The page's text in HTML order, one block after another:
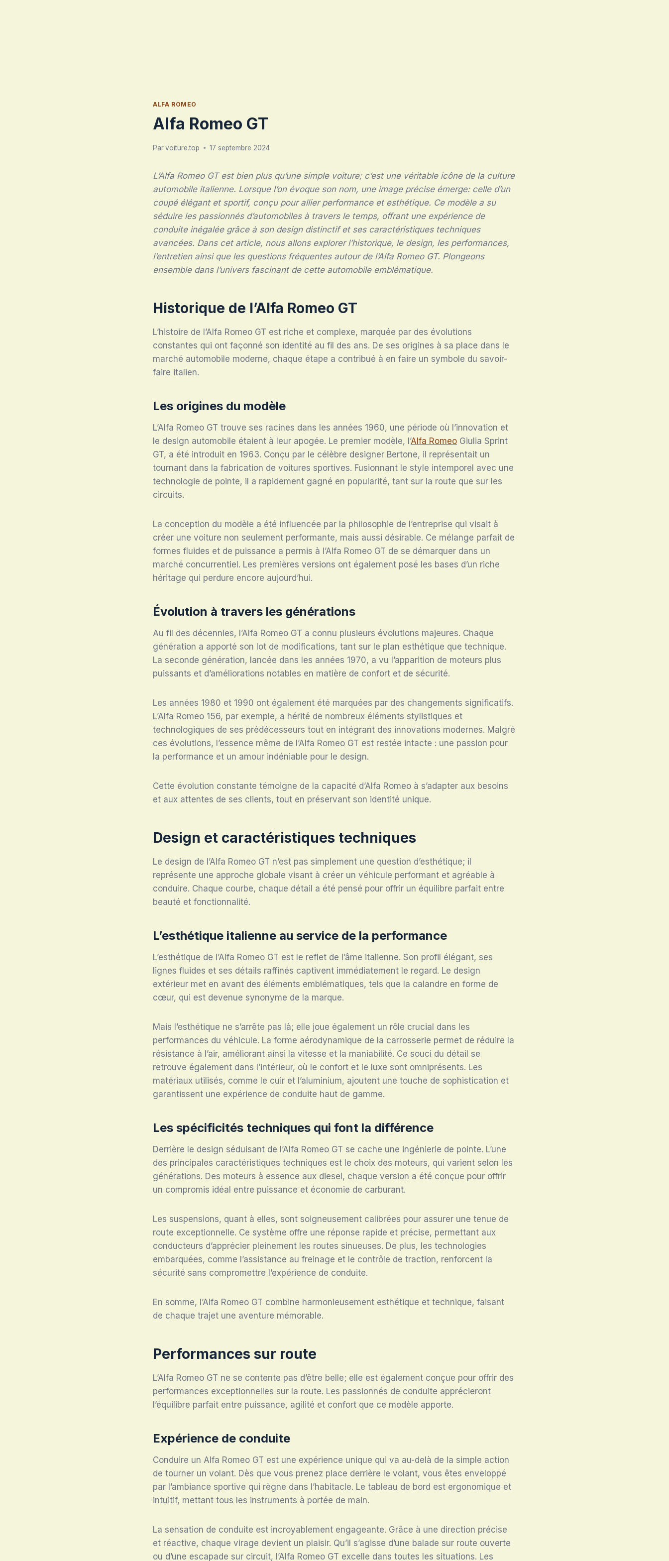
ALFA ROMEO
Alfa Romeo GT
Parvoiture.top 17 septembre 2024
L’Alfa Romeo GT est bien plus qu’une simple voiture; c’est une véritable icône de la culture
automobile italienne. Lorsque l’on évoque son nom, une image précise émerge: celle d’un
coupé élégant et sportif, conçu pour allier performance et esthétique. Ce modèle a su
séduire les passionnés d’automobiles à travers le temps, offrant une expérience de
conduite inégalée grâce à son design distinctif et ses caractéristiques techniques
avancées. Dans cet article, nous allons explorer l’historique, le design, les performances,
l’entretien ainsi que les questions fréquentes autour de l’Alfa Romeo GT. Plongeons
ensemble dans l’univers fascinant de cette automobile emblématique.
Historique de l’Alfa Romeo GT
L’histoire de l’Alfa Romeo GT est riche et complexe, marquée par des évolutions
constantes qui ont façonné son identité au fil des ans. De ses origines à sa place dans le
marché automobile moderne, chaque étape a contribué à en faire un symbole du savoir-
faire italien.
Les origines du modèle
L’Alfa Romeo GT trouve ses racines dans les années 1960, une période où l’innovation et
le design automobile étaient à leur apogée. Le premier modèle, l’Alfa Romeo Giulia Sprint
GT, a été introduit en 1963. Conçu par le célèbre designer Bertone, il représentait un
tournant dans la fabrication de voitures sportives. Fusionnant le style intemporel avec une
technologie de pointe, il a rapidement gagné en popularité, tant sur la route que sur les
circuits.
La conception du modèle a été influencée par la philosophie de l’entreprise qui visait à
créer une voiture non seulement performante, mais aussi désirable. Ce mélange parfait de
formes fluides et de puissance a permis à l’Alfa Romeo GT de se démarquer dans un
marché concurrentiel. Les premières versions ont également posé les bases d’un riche
héritage qui perdure encore aujourd’hui.
Évolution à travers les générations
Au fil des décennies, l’Alfa Romeo GT a connu plusieurs évolutions majeures. Chaque
génération a apporté son lot de modifications, tant sur le plan esthétique que technique.
La seconde génération, lancée dans les années 1970, a vu l’apparition de moteurs plus
puissants et d’améliorations notables en matière de confort et de sécurité.
Les années 1980 et 1990 ont également été marquées par des changements significatifs.
L’Alfa Romeo 156, par exemple, a hérité de nombreux éléments stylistiques et
technologiques de ses prédécesseurs tout en intégrant des innovations modernes. Malgré
ces évolutions, l’essence même de l’Alfa Romeo GT est restée intacte : une passion pour
la performance et un amour indéniable pour le design.
Cette évolution constante témoigne de la capacité d’Alfa Romeo à s’adapter aux besoins
et aux attentes de ses clients, tout en préservant son identité unique.
Design et caractéristiques techniques
Le design de l’Alfa Romeo GT n’est pas simplement une question d’esthétique; il
représente une approche globale visant à créer un véhicule performant et agréable à
conduire. Chaque courbe, chaque détail a été pensé pour offrir un équilibre parfait entre
beauté et fonctionnalité.
L’esthétique italienne au service de la performance
L’esthétique de l’Alfa Romeo GT est le reflet de l’âme italienne. Son profil élégant, ses
lignes fluides et ses détails raffinés captivent immédiatement le regard. Le design
extérieur met en avant des éléments emblématiques, tels que la calandre en forme de
cœur, qui est devenue synonyme de la marque.
Mais l’esthétique ne s’arrête pas là; elle joue également un rôle crucial dans les
performances du véhicule. La forme aérodynamique de la carrosserie permet de réduire la
résistance à l’air, améliorant ainsi la vitesse et la maniabilité. Ce souci du détail se
retrouve également dans l’intérieur, où le confort et le luxe sont omniprésents. Les
matériaux utilisés, comme le cuir et l’aluminium, ajoutent une touche de sophistication et
garantissent une expérience de conduite haut de gamme.
Les spécificités techniques qui font la différence
Derrière le design séduisant de l’Alfa Romeo GT se cache une ingénierie de pointe. L’une
des principales caractéristiques techniques est le choix des moteurs, qui varient selon les
générations. Des moteurs à essence aux diesel, chaque version a été conçue pour offrir
un compromis idéal entre puissance et économie de carburant.
Les suspensions, quant à elles, sont soigneusement calibrées pour assurer une tenue de
route exceptionnelle. Ce système offre une réponse rapide et précise, permettant aux
conducteurs d’apprécier pleinement les routes sinueuses. De plus, les technologies
embarquées, comme l’assistance au freinage et le contrôle de traction, renforcent la
sécurité sans compromettre l’expérience de conduite.
En somme, l’Alfa Romeo GT combine harmonieusement esthétique et technique, faisant
de chaque trajet une aventure mémorable.
Performances sur route
L’Alfa Romeo GT ne se contente pas d’être belle; elle est également conçue pour offrir des
performances exceptionnelles sur la route. Les passionnés de conduite apprécieront
l’équilibre parfait entre puissance, agilité et confort que ce modèle apporte.
Expérience de conduite
Conduire un Alfa Romeo GT est une expérience unique qui va au-delà de la simple action
de tourner un volant. Dès que vous prenez place derrière le volant, vous êtes enveloppé
par l’ambiance sportive qui règne dans l’habitacle. Le tableau de bord est ergonomique et
intuitif, mettant tous les instruments à portée de main.
La sensation de conduite est incroyablement engageante. Grâce à une direction précise
et réactive, chaque virage devient un plaisir. Qu’il s’agisse d’une balade sur route ouverte
ou d’une escapade sur circuit, l’Alfa Romeo GT excelle dans toutes les situations. Les